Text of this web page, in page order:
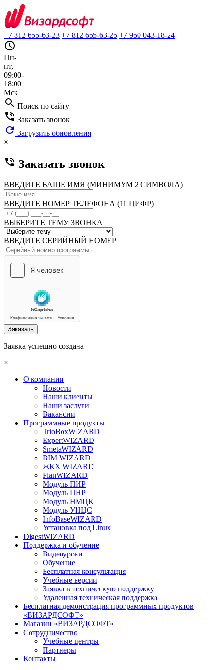
+7 812 655-63-23 +7 812 655-63-25 +7 950 043-18-24
query_builder
Пн-
пт,
09:00-
18:00
Мск
search Поиск по сайту
phone_in_talk Заказать звонок
refresh Загрузить обновления
×
phone_in_talk Заказать звонок
ВВЕДИТЕ ВАШЕ ИМЯ (МИНИМУМ 2 СИМВОЛА)
ВВЕДИТЕ НОМЕР ТЕЛЕФОНА (11 ЦИФР)
ВЫБЕРИТЕ ТЕМУ ЗВОНКА
ВВЕДИТЕ СЕРИЙНЫЙ НОМЕР
Заказать
Заявка успешно создана
×
О компании
Новости
Наши клиенты
Наши заслуги
Вакансии
Программные продукты
TrioBoxWIZARD
ExpertWIZARD
SmetaWIZARD
BIM WIZARD
ЖКХ WIZARD
PlanWIZARD
Модуль ПИР
Модуль ПНР
Модуль НМЦК
Модуль УНЦС
InfoBaseWIZARD
Установка под Linux
DigestWIZARD
Поддержка и обучение
Видеоуроки
Обучение
Бесплатная консультация
Учебные версии
Заявка в техническую поддержку
Удаленная техническая поддержка
Бесплатная демонстрация программных продуктов
«ВИЗАРДСОФТ»
Магазин «ВИЗАРДСОФТ»
Сотрудничество
Учебные центры
Партнеры
Контакты